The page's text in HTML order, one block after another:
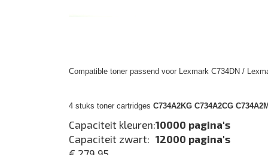
Compatible toner passend voor Lexmark C734DN /
4 stuks toner cartridges C734A2KG C734A2CG
Capaciteit kleuren:10000 pagina's
Capaciteit zwart: 12000 pagina's